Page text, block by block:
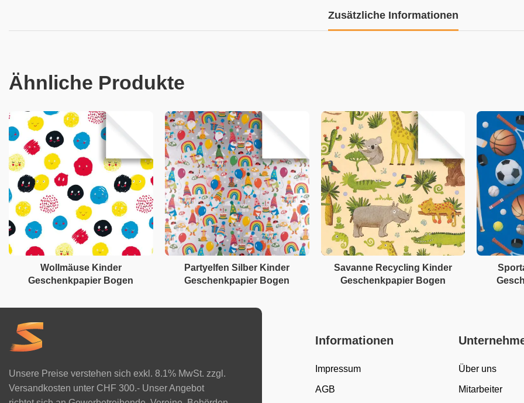
Zusätzliche Informationen
Ähnliche Produkte
Wollmäuse Kinder
Geschenkpapier Bogen
Partyelfen Silber Kinder
Geschenkpapier Bogen
Savanne Recycling Kinder
Geschenkpapier Bogen
Unsere Preise verstehen sich exkl. 8.1% MwSt. zzgl.
Versandkosten unter CHF 300.- Unser Angebot
Informationen
Impressum
AGB
Über uns
Mitarbeiter